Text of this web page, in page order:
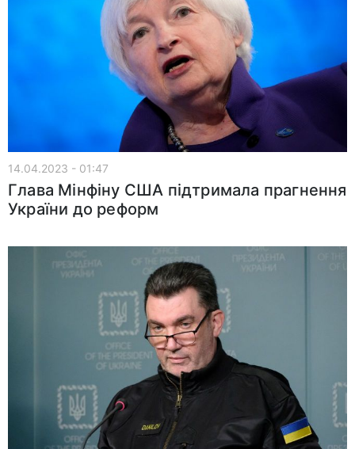
14.04.2023 - 01:47
Глава Мінфіну США підтримала прагнення
України до реформ